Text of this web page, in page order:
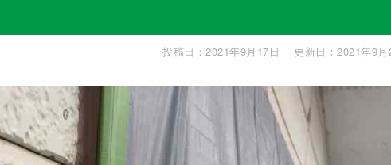
投稿日：2021年9月17日 更新日：2021年9月